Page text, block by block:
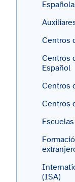
Centros
Centros
Español
Centros
Centros
(ISA)